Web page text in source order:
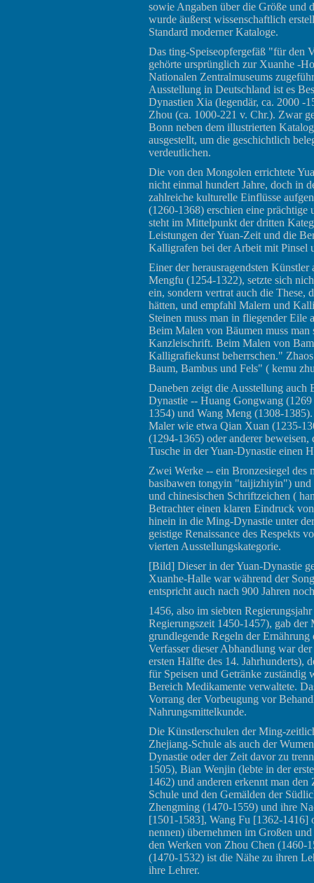
sowie Angaben über die Größe und
wurde äußerst wissenschaftlich
Standard moderner Kataloge.
Das ting-Speiseopfergefäß "für den
gehörte ursprünglich zur Xuanhe -
Nationalen Zentralmuseums
Ausstellung in Deutschland ist es
Dynastien Xia (legendär, ca. 2000 -
Zhou (ca. 1000-221 v. Chr.). Zwar
Bonn neben dem illustrierten
ausgestellt, um die geschichtlich
verdeutlichen.
Die von den Mongolen errichtete
nicht einmal hundert Jahre, doch in
zahlreiche kulturelle Einflüsse
(1260-1368) erschien eine
steht im Mittelpunkt der dritten
Leistungen der Yuan-Zeit und die
Kalligrafen bei der Arbeit mit Pinsel
Einer der herausragendsten
Mengfu (1254-1322), setzte sich
ein, sondern vertrat auch die
hätten, und empfahl Malern und
Steinen muss man in fliegender Eile
Beim Malen von Bäumen muss
Kanzleischrift. Beim Malen von
Kalligrafiekunst beherrschen."
Baum, Bambus und Fels" ( kemu
Daneben zeigt die Ausstellung auch
Dynastie -- Huang Gongwang
1354) und Wang Meng (1308-
Maler wie etwa Qian Xuan (1235-
(1294-1365) oder anderer
Tusche in der Yuan-Dynastie einen
Zwei Werke -- ein Bronzesiegel des
basibawen tongyin "taijizhiyin") und
und chinesischen Schriftzeichen (
Betrachter einen klaren Eindruck
hinein in die Ming-Dynastie unter
geistige Renaissance des Respekts
vierten Ausstellungskategorie.
[Bild] Dieser in der Yuan-Dynastie
Xuanhe-Halle war während der
entspricht auch nach 900 Jahren
1456, also im siebten
Regierungszeit 1450-1457), gab
grundlegende Regeln der
Verfasser dieser Abhandlung war
ersten Hälfte des 14. Jahrhunderts),
für Speisen und Getränke zuständig
Bereich Medikamente verwaltete.
Vorrang der Vorbeugung vor
Nahrungsmittelkunde.
Die Künstlerschulen der Ming-
Zhejiang-Schule als auch der
Dynastie oder der Zeit davor zu
1505), Bian Wenjin (lebte in der
1462) und anderen erkennt man
Schule und den Gemälden der
Zhengming (1470-1559) und ihre
[1501-1583], Wang Fu [1362-1416]
nennen) übernehmen im Großen
den Werken von Zhou Chen (1460-
(1470-1532) ist die Nähe zu ihren
ihre Lehrer.